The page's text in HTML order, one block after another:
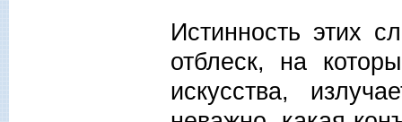
Истинность этих
отблеск, на
искусства,